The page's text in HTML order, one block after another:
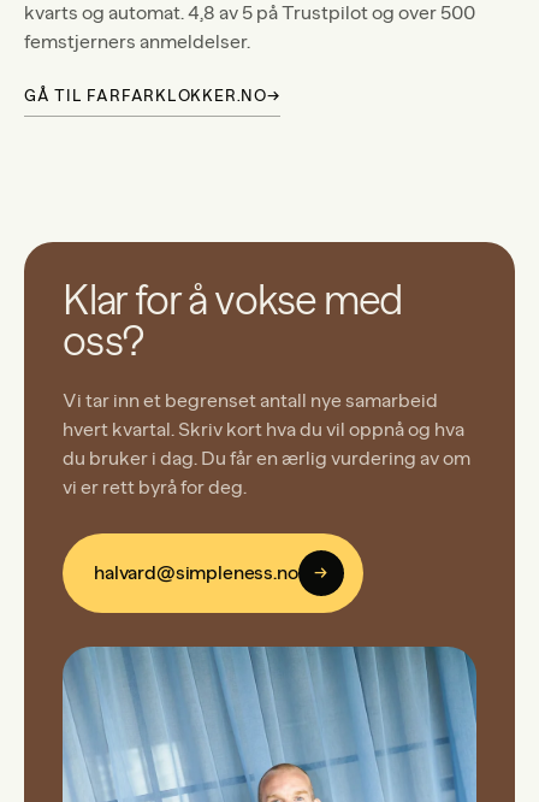
kvarts og automat. 4,8 av 5 på Trustpilot og over 500
femstjerners anmeldelser.
GÅ TIL FARFARKLOKKER.NO→
Klar for å vokse med
oss?
Vi tar inn et begrenset antall nye samarbeid
hvert kvartal. Skriv kort hva du vil oppnå og hva
du bruker i dag. Du får en ærlig vurdering av om
vi er rett byrå for deg.
halvard@simpleness.no →